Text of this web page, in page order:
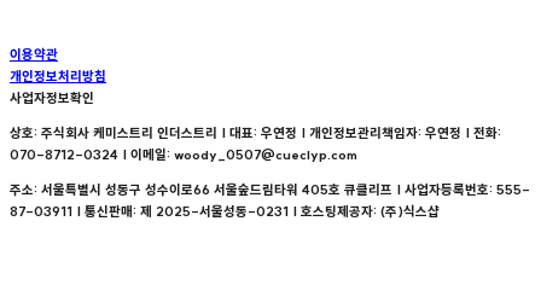
이용약관
개인정보처리방침
사업자정보확인
상호: 주식회사 케미스트리 인더스트리 | 대표: 우연정 | 개인정보관리책임자: 우연정 | 전화:
070-8712-0324 | 이메일: woody_0507@cueclyp.com
주소: 서울특별시 성동구 성수이로66 서울숲드림타워 405호 큐클리프 | 사업자등록번호: 555-
87-03911 | 통신판매: 제 2025-서울성동-0231 | 호스팅제공자: (주)식스샵